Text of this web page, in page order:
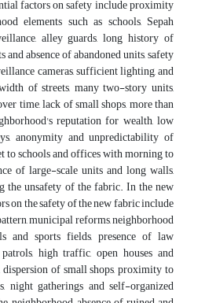
factors on safety include proximity
elements such as schools, Sepah
alley guards, long history of
absence of abandoned units, safety
cameras, sufficient lighting, and
of streets, many two-story units,
time, lack of small shops, more than
reputation for wealth, low
anonymity and unpredictability of
to schools and offices with morning to
of large-scale units and long walls,
the unsafety of the fabric. In the new
on the safety of the new fabric include
municipal reforms, neighborhood
and sports fields, presence of law
high traffic, open houses and
of small shops, proximity to
night gatherings and self-organized